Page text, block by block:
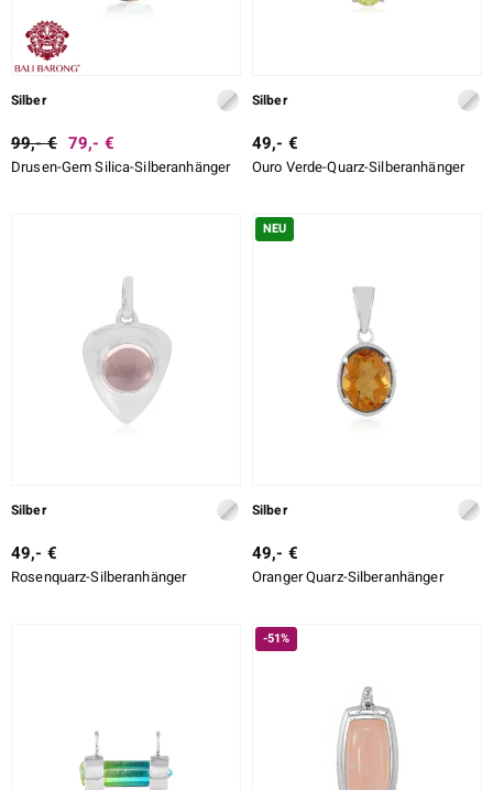
Silber
99,- € 79,- €
Drusen-Gem Silica-Silberanhänger
Silber
49,- €
Ouro Verde-Quarz-Silberanhänger
Silber
49,- €
Rosenquarz-Silberanhänger
NEU
Silber
49,- €
Oranger Quarz-Silberanhänger
-51%